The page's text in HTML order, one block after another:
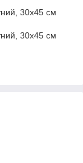
30x45 см
30x45 см